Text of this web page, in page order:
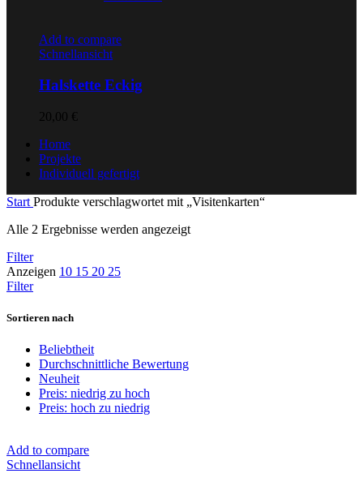
Add to compare
Schnellansicht
Halskette Eckig
20,00 €
Home
Projekte
Individuell gefertigt
Start Produkte verschlagwortet mit „Visitenkarten“
Alle 2 Ergebnisse werden angezeigt
Filter
Anzeigen 10 15 20 25
Filter
Sortieren nach
Beliebtheit
Durchschnittliche Bewertung
Neuheit
Preis: niedrig zu hoch
Preis: hoch zu niedrig
Add to compare
Schnellansicht